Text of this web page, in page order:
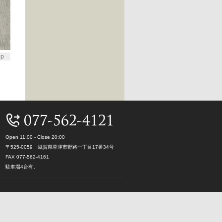
Open 11:00 - Close 20:00
〒525-0059 滋賀県草津市野路一丁目17番34号
FAX 077-562-4161
駐車場4台有。